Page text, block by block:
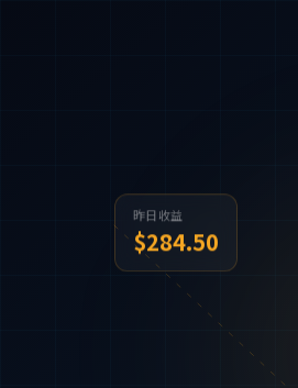
昨日收益
$284.50